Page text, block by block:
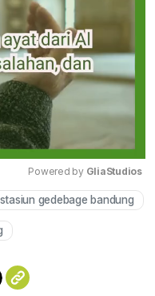
Mute
Powered by GliaStudios
stasiun gedebage bandung